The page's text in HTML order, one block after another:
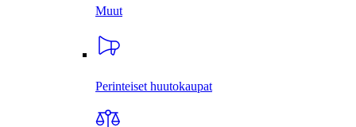
Muut
Perinteiset huutokaupat